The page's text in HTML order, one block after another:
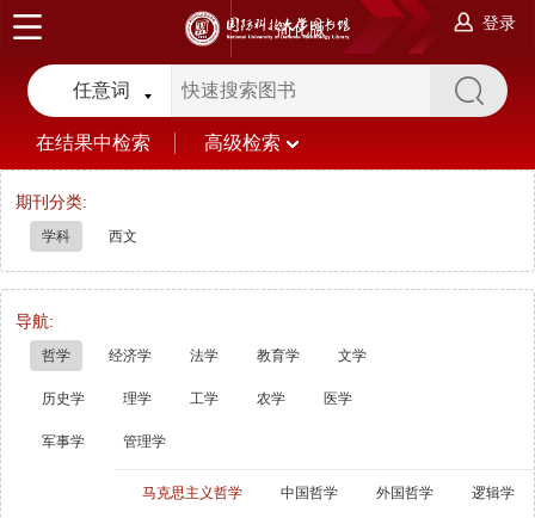
登录
简化版
任意词
在结果中检索 高级检索
期刊分类:
学科 西文
导航:
哲学 经济学 法学 教育学 文学
历史学 理学 工学 农学 医学
军事学 管理学
马克思主义哲学 中国哲学 外国哲学 逻辑学